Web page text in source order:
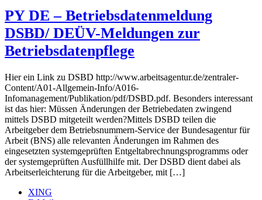
PY DE – Betriebsdatenmeldung
DSBD/ DEÜV-Meldungen zur
Betriebsdatenpflege
Hier ein Link zu DSBD http://www.arbeitsagentur.de/zentraler-
Content/A01-Allgemein-Info/A016-
Infomanagement/Publikation/pdf/DSBD.pdf. Besonders interessant
ist das hier: Müssen Änderungen der Betriebedaten zwingend
mittels DSBD mitgeteilt werden?Mittels DSBD teilen die
Arbeitgeber dem Betriebsnummern-Service der Bundesagentur für
Arbeit (BNS) alle relevanten Änderungen im Rahmen des
eingesetzten systemgeprüften Entgeltabrechnungsprogramms oder
der systemgeprüften Ausfüllhilfe mit. Der DSBD dient dabei als
Arbeitserleichterung für die Arbeitgeber, mit […]
XING